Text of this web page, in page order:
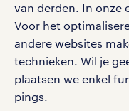
van derden. In onze
Voor het
andere websites
technieken. Wil je
plaatsen we enkel
pings.
werken bij randstad
privacystatement
cookies